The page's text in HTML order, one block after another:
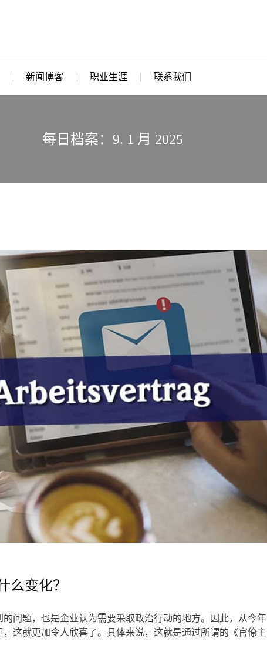
新闻博客 职业生涯 联系我们
每日档案：9. 1 月 2025
么变化？
问题，也是企业认为需要采取政治行动的地方。因此，从今年
这就更加令人欣喜了。具体来说，这就是通过所谓的《官僚主